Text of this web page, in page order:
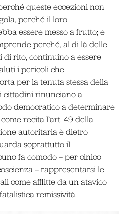
queste eccezioni non
perché il loro
essere messo a frutto; e
perché, al di là delle
di rito, continuino a essere
i pericoli che
per la tenuta stessa della
cittadini rinunciano a
democratico a determinare
recita l’art. 49 della
autoritaria è dietro
soprattutto il
fa comodo – per cinico
– rappresentarsi le
come afflitte da un atavico
remissività.